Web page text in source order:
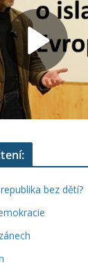
bez dětí?